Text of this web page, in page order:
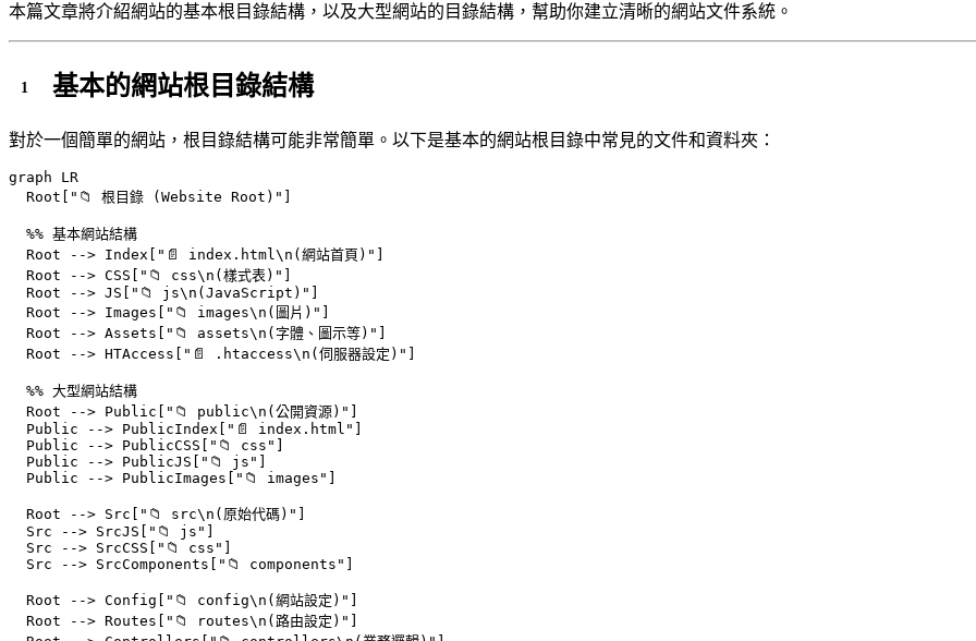
本篇文章將介紹網站的基本根目錄結構，以及大型網站的目錄結構，幫助你建立清晰的網站文件系統。
基本的網站根目錄結構
對於一個簡單的網站，根目錄結構可能非常簡單。以下是基本的網站根目錄中常見的文件和資料夾：
graph LR
  Root["📁 根目錄 (Website Root)"]
  %% 基本網站結構
  Root --> Index["📄 index.html\n(網站首頁)"]
  Root --> CSS["📁 css\n(樣式表)"]
  Root --> JS["📁 js\n(JavaScript)"]
  Root --> Images["📁 images\n(圖片)"]
  Root --> Assets["📁 assets\n(字體、圖示等)"]
  Root --> HTAccess["📄 .htaccess\n(伺服器設定)"]
  %% 大型網站結構
  Root --> Public["📁 public\n(公開資源)"]
  Public --> PublicIndex["📄 index.html"]
  Public --> PublicCSS["📁 css"]
  Public --> PublicJS["📁 js"]
  Public --> PublicImages["📁 images"]
  Root --> Src["📁 src\n(原始代碼)"]
  Src --> SrcJS["📁 js"]
  Src --> SrcCSS["📁 css"]
  Src --> SrcComponents["📁 components"]
  Root --> Config["📁 config\n(網站設定)"]
  Root --> Routes["📁 routes\n(路由設定)"]